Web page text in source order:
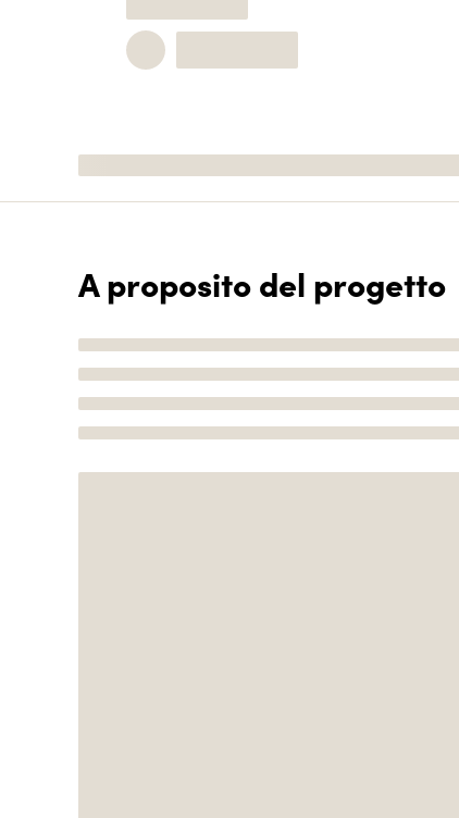
A proposito del progetto